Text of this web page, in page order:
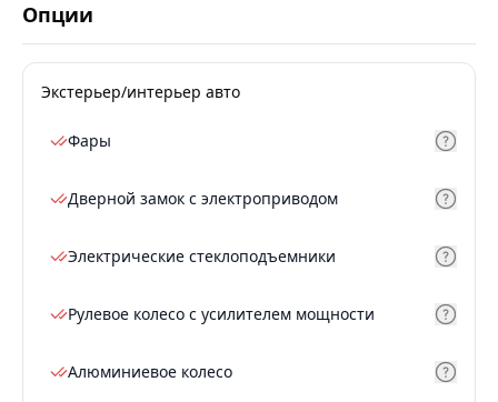
Опции
Экстерьер/интерьер авто
Фары
Дверной замок с электроприводом
Электрические стеклоподъемники
Рулевое колесо с усилителем мощности
Алюминиевое колесо